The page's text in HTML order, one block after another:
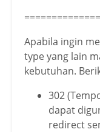
Apabila ingin
type yang lain
kebutuhan.
302
dapat
redirect